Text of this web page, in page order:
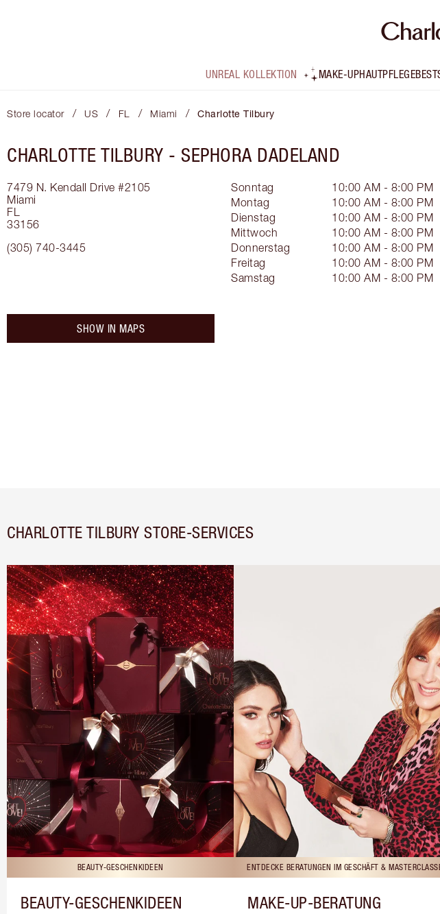
UNREAL KOLLEKTION MAKE-UPHAUTPFLEGE
Store locator / US / FL / Miami / Charlotte Tilbury
CHARLOTTE TILBURY - SEPHORA DADELAND
7479 N. Kendall Drive #2105
Miami
FL
33156
(305) 740-3445
Sonntag
10:00 AM - 8:00 PM
Montag
10:00 AM - 8:00 PM
Dienstag
10:00 AM - 8:00 PM
Mittwoch
10:00 AM - 8:00 PM
Donnerstag
10:00 AM - 8:00 PM
Freitag
10:00 AM - 8:00 PM
Samstag
10:00 AM - 8:00 PM
SHOW IN MAPS
CHARLOTTE TILBURY STORE-SERVICES
BEAUTY-GESCHENKIDEEN
BEAUTY-GESCHENKIDEEN
ENTDECKE BERATUNGEN IM GESCHÄFT &
MAKE-UP-BERATUNG